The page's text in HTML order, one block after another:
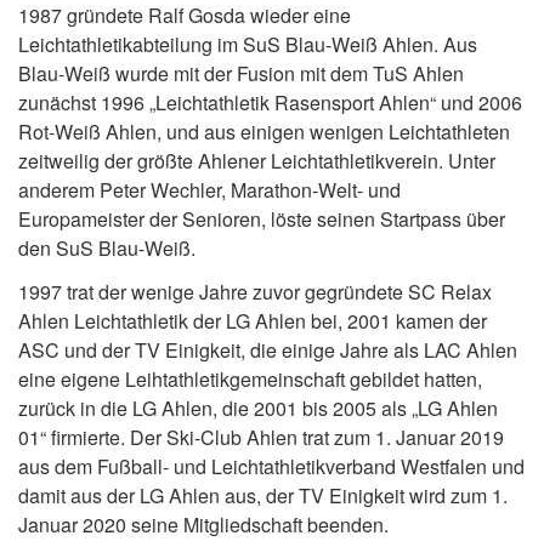
1987 gründete Ralf Gosda wieder eine
Leichtathletikabteilung im SuS Blau-Weiß Ahlen. Aus
Blau-Weiß wurde mit der Fusion mit dem TuS Ahlen
zunächst 1996 „Leichtathletik Rasensport Ahlen“ und 2006
Rot-Weiß Ahlen, und aus einigen wenigen Leichtathleten
zeitweilig der größte Ahlener Leichtathletikverein. Unter
anderem Peter Wechler, Marathon-Welt- und
Europameister der Senioren, löste seinen Startpass über
den SuS Blau-Weiß.
1997 trat der wenige Jahre zuvor gegründete SC Relax
Ahlen Leichtathletik der LG Ahlen bei, 2001 kamen der
ASC und der TV Einigkeit, die einige Jahre als LAC Ahlen
eine eigene Leihtathletikgemeinschaft gebildet hatten,
zurück in die LG Ahlen, die 2001 bis 2005 als „LG Ahlen
01“ firmierte. Der Ski-Club Ahlen trat zum 1. Januar 2019
aus dem Fußball- und Leichtathletikverband Westfalen und
damit aus der LG Ahlen aus, der TV Einigkeit wird zum 1.
Januar 2020 seine Mitgliedschaft beenden.